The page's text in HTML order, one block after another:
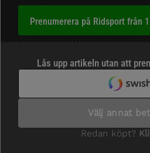
Prenumerera på Ridsport från